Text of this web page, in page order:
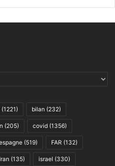
(1221) bilan (232)
(205) covid (1356)
(519) FAR (132)
Iran (135) israel (330)